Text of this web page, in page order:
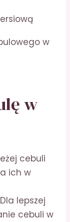
w
w
cebuli
ich w
lepszej
cebuli w